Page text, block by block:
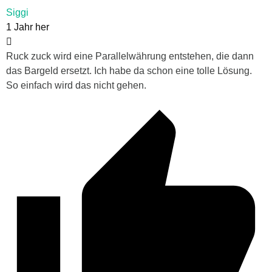
Siggi
1 Jahr her
Ruck zuck wird eine Parallelwährung entstehen, die dann
das Bargeld ersetzt. Ich habe da schon eine tolle Lösung.
So einfach wird das nicht gehen.